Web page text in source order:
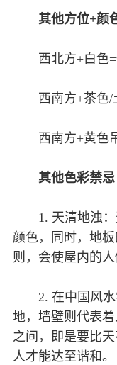
其他方位+颜色
西北方+白色=
西南方+茶色/
西南方+黄色
其他色彩禁忌
1. 天清地浊：
颜色，同时，地
则，会使屋内的
2. 在中国风水
地，墙壁则代表
之间，即是要比
人才能达至谐和。